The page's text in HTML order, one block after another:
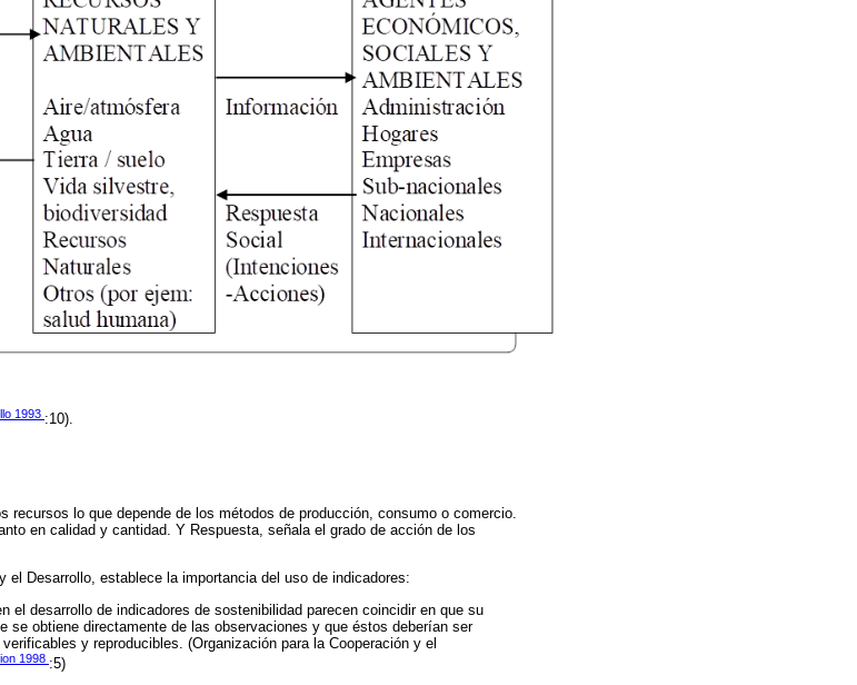
1993 :10).
recursos lo que depende de los métodos de producción, consumo o comercio.
en calidad y cantidad. Y Respuesta, señala el grado de acción de los
el Desarrollo, establece la importancia del uso de indicadores:
el desarrollo de indicadores de sostenibilidad parecen coincidir en que su
se obtiene directamente de las observaciones y que éstos deberían ser
y reproducibles. (Organización para la Cooperación y el
1998 :5)